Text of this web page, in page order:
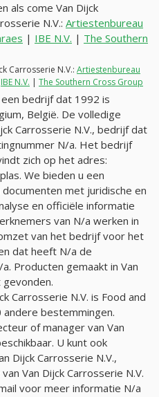
als come Van Dijck
N.V.: Artiestenbureau
| IBE N.V. | The Southern
Carrosserie N.V.: Artiestenbureau
IBE N.V. | The Southern Cross Group
bedrijf dat 1992 is
België. De volledige
Carrosserie N.V., bedrijf dat
N/a. Het bedrijf
zich op het adres:
We bieden u een
met juridische en
en officiële informatie
van N/a werken in
van het bedrijf voor het
dat heeft N/a de
a. Producten gemaakt in Van
gevonden.
Carrosserie N.V. is Food and
bestemmingen.
of manager van Van
U kunt ook
Dijck Carrosserie N.V.,
Van Dijck Carrosserie N.V.
voor meer informatie N/a